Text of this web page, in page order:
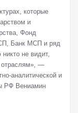
которые
и
Фонд
Банк МСП и ряд
не видит,
отраслям», —
аналитической и
РФ Вениамин